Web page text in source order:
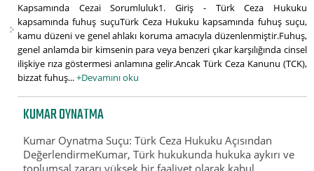
Kapsamında Cezai Sorumluluk1. Giriş - Türk Ceza Hukuku
kapsamında fuhuş suçuTürk Ceza Hukuku kapsamında fuhuş suçu,
kamu düzeni ve genel ahlakı koruma amacıyla düzenlenmiştir.Fuhuş,
genel anlamda bir kimsenin para veya benzeri çıkar karşılığında cinsel
ilişkiye rıza göstermesi anlamına gelir.Ancak Türk Ceza Kanunu (TCK),
bizzat fuhuş...+Devamını oku
KUMAR OYNATMA
Kumar Oynatma Suçu: Türk Ceza Hukuku Açısından
DeğerlendirmeKumar, Türk hukukunda hukuka aykırı ve